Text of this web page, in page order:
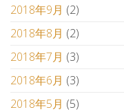
2018年9月 (2)
2018年8月 (2)
2018年7月 (3)
2018年6月 (3)
2018年5月 (5)